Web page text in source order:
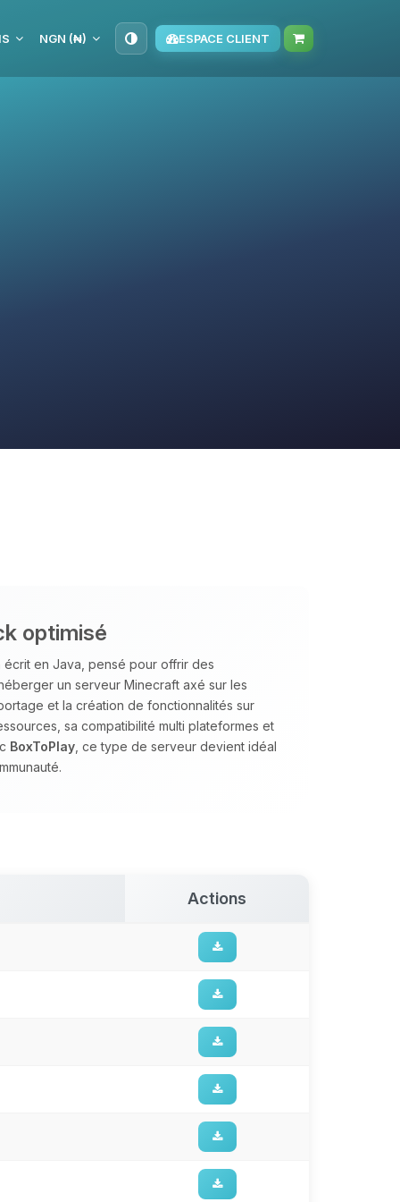
NGN (₦) ESPACE CLIENT
optimisé
en Java, pensé pour offrir des
un serveur Minecraft axé sur les
et la création de fonctionnalités sur
sa compatibilité multi plateformes et
BoxToPlay , ce type de serveur devient idéal
Actions